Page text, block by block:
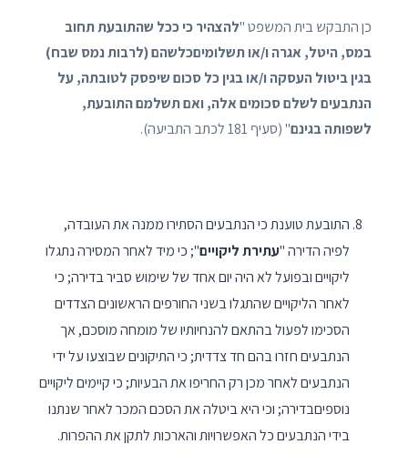
כן התבקש בית המשפט "להצהיר כי ככל שהתובעת תחוב
במס, היטל, אגרה ו/או תשלומיםכלשהם (לרבות נמס שבח)
בגין ביטול העסקה ו/או בגין כל סכום שיפסק לטובתה, על
הנתבעים לשלם סכומים אלה, ואם תשלמם התובעת,
לשפותה בגינם" (סעיף 181 לכתב התביעה).
התובעת טוענת כי הנתבעים הסתירו ממנה את העובדה,
לפיה הדירה "עתירת ליקויים"; כי מיד לאחר המסירה נתגלו
ליקויים ובפועל לא היה יום אחד של שימוש סביר בדירה; כי
לאחר הליקויים שהתגלו בשני החורפים הראשונים הצדדים
הסכימו לפעול בהתאם להנחיותיו של מומחה מוסכם, אך
הנתבעים חזרו בהם חד צדדית; כי התיקונים שבוצעו על ידי
הנתבעים לאחר מכן רק החריפו את הבעיות; כי קיימים ליקויים
נוספיםבדירה; וכי היא ביטלה את הסכם המכר לאחר שנתנו
בידי הנתבעים כל האפשרויות והארכות לתקן את ההפרות.